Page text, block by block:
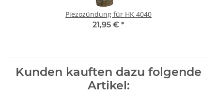
Piezozündung für HK 4040
21,95 € *
Kunden kauften dazu folgende
Artikel: